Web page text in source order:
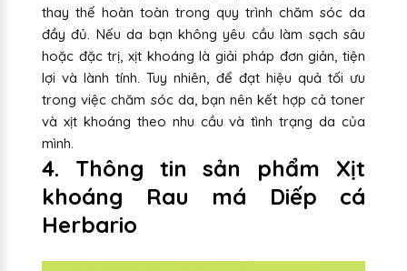
thay thế hoàn toàn trong quy trình chăm sóc da
đầy đủ. Nếu da bạn không yêu cầu làm sạch sâu
hoặc đặc trị, xịt khoáng là giải pháp đơn giản, tiện
lợi và lành tính. Tuy nhiên, để đạt hiệu quả tối ưu
trong việc chăm sóc da, bạn nên kết hợp cả toner
và xịt khoáng theo nhu cầu và tình trạng da của
mình.
4. Thông tin sản phẩm Xịt
khoáng Rau má Diếp cá
Herbario